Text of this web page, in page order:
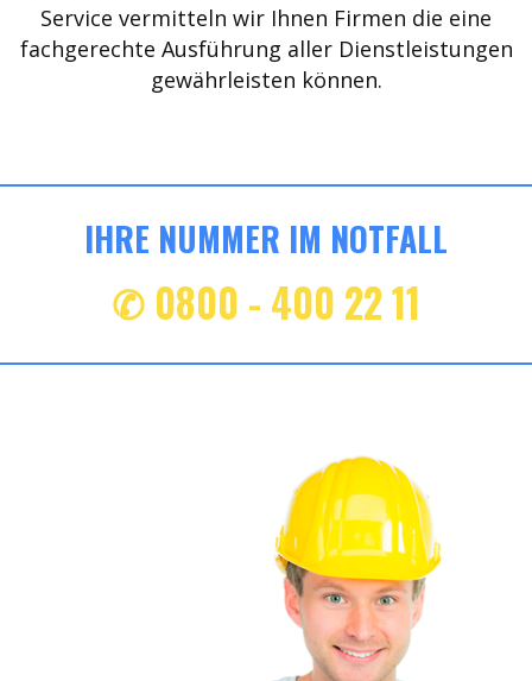
Service vermitteln wir Ihnen Firmen die eine
fachgerechte Ausführung aller Dienstleistungen
gewährleisten können.
IHRE NUMMER IM NOTFALL
✆ 0800 - 400 22 11